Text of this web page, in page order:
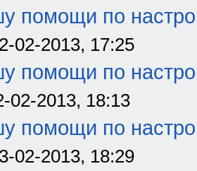
помощи по
02-2013, 17:25
помощи по
02-2013, 18:13
помощи по
02-2013, 18:29